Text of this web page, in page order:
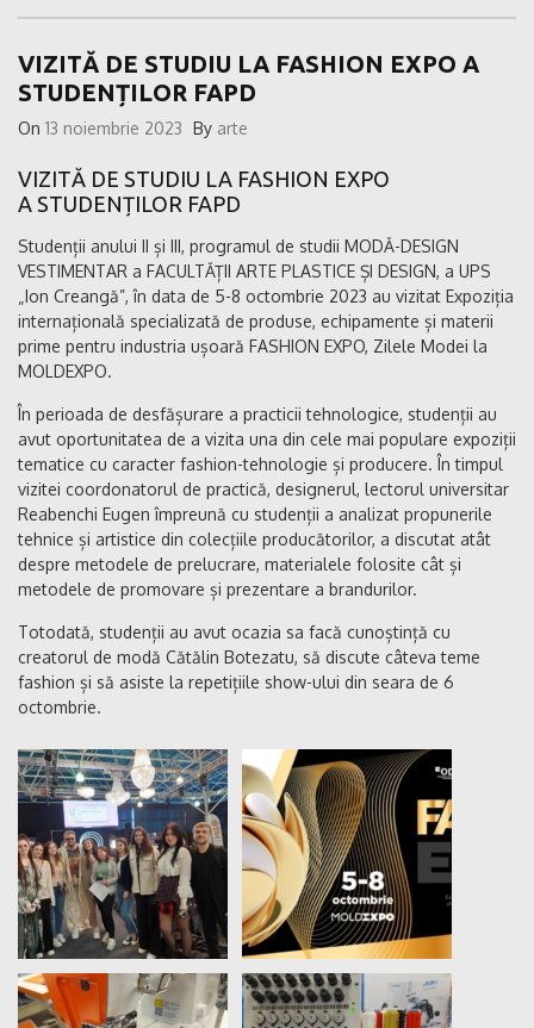
VIZITĂ DE STUDIU LA FASHION EXPO A
STUDENȚILOR FAPD
On 13 noiembrie 2023 By arte
VIZITĂ DE STUDIU LA FASHION EXPO
A STUDENȚILOR FAPD
Studenții anului II și III, programul de studii MODĂ-DESIGN
VESTIMENTAR a FACULTĂȚII ARTE PLASTICE ȘI DESIGN, a UPS
„Ion Creangă”, în data de 5-8 octombrie 2023 au vizitat Expoziția
internațională specializată de produse, echipamente și materii
prime pentru industria ușoară FASHION EXPO, Zilele Modei la
MOLDEXPO.
În perioada de desfășurare a practicii tehnologice, studenții au
avut oportunitatea de a vizita una din cele mai populare expoziții
tematice cu caracter fashion-tehnologie și producere. În timpul
vizitei coordonatorul de practică, designerul, lectorul universitar
Reabenchi Eugen împreună cu studenții a analizat propunerile
tehnice și artistice din colecțiile producătorilor, a discutat atât
despre metodele de prelucrare, materialele folosite cât și
metodele de promovare și prezentare a brandurilor.
Totodată, studenții au avut ocazia sa facă cunoștință cu
creatorul de modă Cătălin Botezatu, să discute câteva teme
fashion și să asiste la repetițiile show-ului din seara de 6
octombrie.